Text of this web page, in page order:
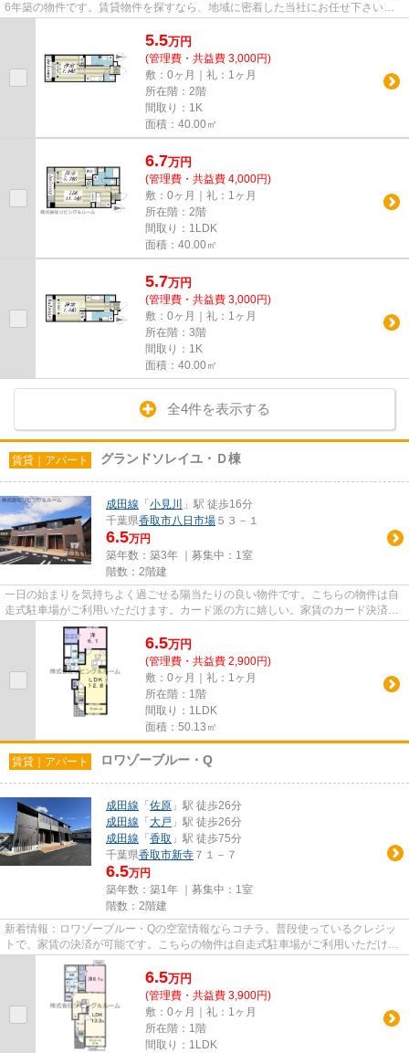
6年築の物件です。賃貸物件を探すなら、地域に密着した当社にお任せ下さい。
5.5万円
(管理費・共益費 3,000円)
敷：0ヶ月｜礼：1ヶ月
所在階：2階
間取り：1K
面積：40.00㎡
6.7万円
(管理費・共益費 4,000円)
敷：0ヶ月｜礼：1ヶ月
所在階：2階
間取り：1LDK
面積：40.00㎡
5.7万円
(管理費・共益費 3,000円)
敷：0ヶ月｜礼：1ヶ月
所在階：3階
間取り：1K
面積：40.00㎡
全4件を表示する
賃貸｜アパート グランドソレイユ・Ｄ棟
成田線 「 小見川
」駅 徒歩16分
千葉県香取市八日市場 ５３－１
6.5万円
築年数：築3年 ｜募集中： 1室
階数：2階建
一日の始まりを気持ちよく過ごせる陽当たりの良い物件です。こちらの物件は自
走式駐車場がご利用いただけます。カード派の方に嬉しい。家賃のカード決済が
可能です。こちらの物件はア...
6.5万円
(管理費・共益費 2,900円)
敷：0ヶ月｜礼：1ヶ月
所在階：1階
間取り：1LDK
面積：50.13㎡
賃貸｜アパート ロワゾーブルー・Q
成田線 「 佐原 」駅 徒歩26分
成田線 「 大戸 」駅 徒歩26分
成田線 「 香取 」駅 徒歩75分
千葉県香取市新寺 ７１－７
6.5万円
築年数：築1年 ｜募集中： 1室
階数：2階建
新着情報：ロワゾーブルー・Qの空室情報ならコチラ。普段使っているクレジッ
トで、家賃の決済が可能です。こちらの物件は自走式駐車場がご利用いただけま
す。陽当たりが良い物件は湿気...
6.5万円
(管理費・共益費 3,900円)
敷：0ヶ月｜礼：1ヶ月
所在階：1階
間取り：1LDK